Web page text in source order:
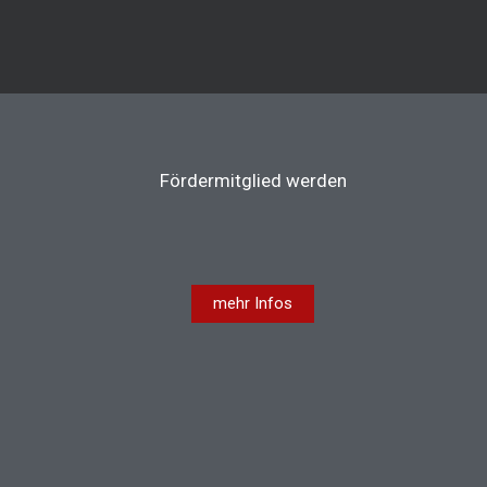
Fördermitglied werden
mehr Infos